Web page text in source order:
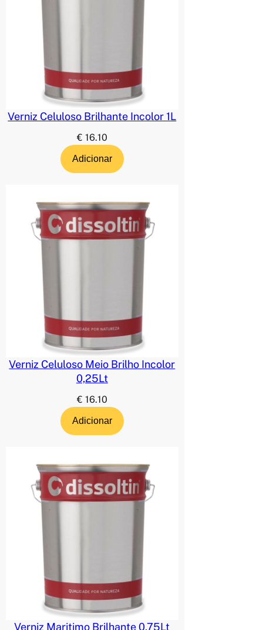
Verniz Celuloso Brilhante Incolor 1L
€ 16.10
Adicionar
Verniz Celuloso Meio Brilho Incolor
0,25Lt
€ 16.10
Adicionar
Verniz Maritimo Brilhante 0,75Lt